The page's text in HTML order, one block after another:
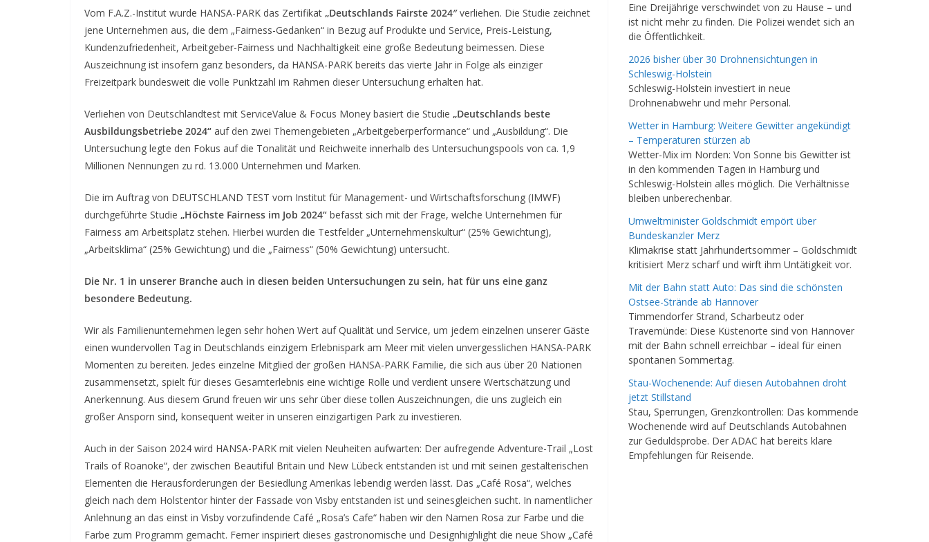
Vom F.A.Z.-Institut wurde HANSA-PARK das Zertifikat „Deutschlands Fairste 2024″verliehen. Die Studie zeichnet
jene Unternehmen aus, die dem „Fairness-Gedanken“ in Bezug auf Produkte und Service, Preis-Leistung,
Kundenzufriedenheit, Arbeitgeber-Fairness und Nachhaltigkeit eine große Bedeutung beimessen. Diese
Auszeichnung ist insofern ganz besonders, da HANSA-PARK bereits das vierte Jahr in Folge als einziger
Freizeitpark bundesweit die volle Punktzahl im Rahmen dieser Untersuchung erhalten hat.
Verliehen von Deutschlandtest mit ServiceValue & Focus Money basiert die Studie „Deutschlands beste
Ausbildungsbetriebe 2024“ auf den zwei Themengebieten „Arbeitgeberperformance“ und „Ausbildung“. Die
Untersuchung legte den Fokus auf die Tonalität und Reichweite innerhalb des Untersuchungspools von ca. 1,9
Millionen Nennungen zu rd. 13.000 Unternehmen und Marken.
Die im Auftrag von DEUTSCHLAND TEST vom Institut für Management- und Wirtschaftsforschung (IMWF)
durchgeführte Studie „Höchste Fairness im Job 2024“ befasst sich mit der Frage, welche Unternehmen für
Fairness am Arbeitsplatz stehen. Hierbei wurden die Testfelder „Unternehmenskultur“ (25% Gewichtung),
„Arbeitsklima“ (25% Gewichtung) und die „Fairness“ (50% Gewichtung) untersucht.
Die Nr. 1 in unserer Branche auch in diesen beiden Untersuchungen zu sein, hat für uns eine ganz
besondere Bedeutung.
Wir als Familienunternehmen legen sehr hohen Wert auf Qualität und Service, um jedem einzelnen unserer Gäste
einen wundervollen Tag in Deutschlands einzigem Erlebnispark am Meer mit vielen unvergesslichen HANSA-PARK
Momenten zu bereiten. Jedes einzelne Mitglied der großen HANSA-PARK Familie, die sich aus über 20 Nationen
zusammensetzt, spielt für dieses Gesamterlebnis eine wichtige Rolle und verdient unsere Wertschätzung und
Anerkennung. Aus diesem Grund freuen wir uns sehr über diese tollen Auszeichnungen, die uns zugleich ein
großer Ansporn sind, konsequent weiter in unseren einzigartigen Park zu investieren.
Auch in der Saison 2024 wird HANSA-PARK mit vielen Neuheiten aufwarten: Der aufregende Adventure-Trail „Lost
Trails of Roanoke“, der zwischen Beautiful Britain und New Lübeck entstanden ist und mit seinen gestalterischen
Elementen die Herausforderungen der Besiedlung Amerikas lebendig werden lässt. Das „Café Rosa“, welches
gleich nach dem Holstentor hinter der Fassade von Visby entstanden ist und seinesgleichen sucht. In namentlicher
Anlehnung an das einst in Visby vorzufindende Café „Rosa’s Cafe“ haben wir den Namen Rosa zur Farbe und die
Farbe zum Programm gemacht. Ferner inspiriert dieses gastronomische und Designhighlight die neue Show „Café
Eine Dreijährige verschwindet von zu Hause – und
ist nicht mehr zu finden. Die Polizei wendet sich an
die Öffentlichkeit.
2026 bisher über 30 Drohnensichtungen in
Schleswig-Holstein
Schleswig-Holstein investiert in neue
Drohnenabwehr und mehr Personal.
Wetter in Hamburg: Weitere Gewitter angekündigt
– Temperaturen stürzen ab
Wetter-Mix im Norden: Von Sonne bis Gewitter ist
in den kommenden Tagen in Hamburg und
Schleswig-Holstein alles möglich. Die Verhältnisse
bleiben unberechenbar.
Umweltminister Goldschmidt empört über
Bundeskanzler Merz
Klimakrise statt Jahrhundertsommer – Goldschmidt
kritisiert Merz scharf und wirft ihm Untätigkeit vor.
Mit der Bahn statt Auto: Das sind die schönsten
Ostsee-Strände ab Hannover
Timmendorfer Strand, Scharbeutz oder
Travemünde: Diese Küstenorte sind von Hannover
mit der Bahn schnell erreichbar – ideal für einen
spontanen Sommertag.
Stau-Wochenende: Auf diesen Autobahnen droht
jetzt Stillstand
Stau, Sperrungen, Grenzkontrollen: Das kommende
Wochenende wird auf Deutschlands Autobahnen
zur Geduldsprobe. Der ADAC hat bereits klare
Empfehlungen für Reisende.